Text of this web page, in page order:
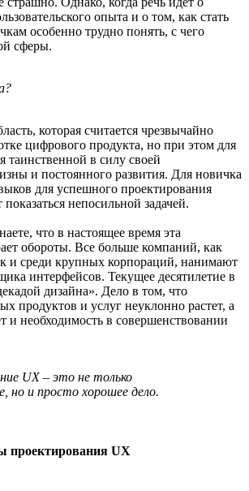
опыта и о том, как стать
особенно трудно понять, с чего
сферы.
которая считается чрезвычайно
цифрового продукта, но при этом для
таинственной в силу своей
и постоянного развития. Для новичка
для успешного проектирования
непосильной задачей.
что в настоящее время эта
обороты. Все больше компаний, как
и среди крупных корпораций, нанимают
интерфейсов. Текущее десятилетие в
дизайна». Дело в том, что
продуктов и услуг неуклонно растет, а
и необходимость в совершенствовании
UX – это не только
но и просто хорошее дело.
проектирования UX